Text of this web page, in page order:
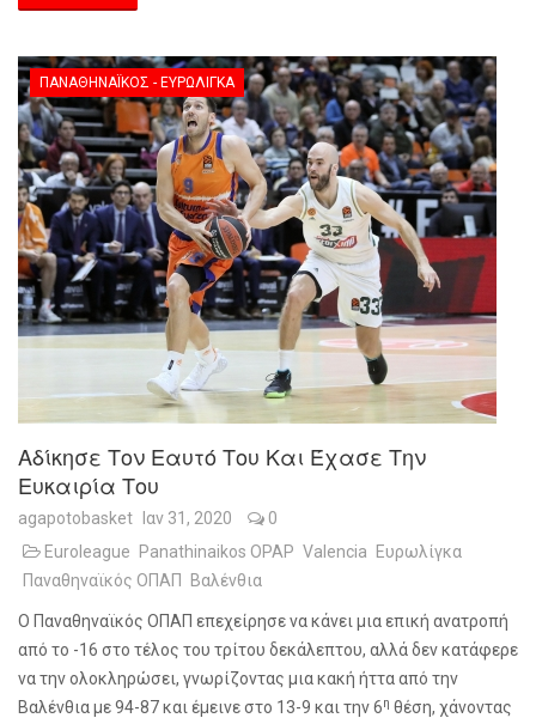
ΠΑΝΑΘΗΝΑΪΚΌΣ - ΕΥΡΩΛΊΓΚΑ
Αδίκησε Τον Εαυτό Του Και Έχασε Την
Ευκαιρία Του
agapotobasket Ιαν 31, 2020
0
Euroleague
Panathinaikos OPAP Valencia
Ευρωλίγκα
Παναθηναϊκός ΟΠΑΠ
Βαλένθια
Ο Παναθηναϊκός ΟΠΑΠ επεχείρησε να κάνει μια επική ανατροπή
από το -16 στο τέλος του τρίτου δεκάλεπτου, αλλά δεν κατάφερε
να την ολοκληρώσει, γνωρίζοντας μια κακή ήττα από την
Βαλένθια με 94-87 και έμεινε στο 13-9 και την 6η θέση, χάνοντας